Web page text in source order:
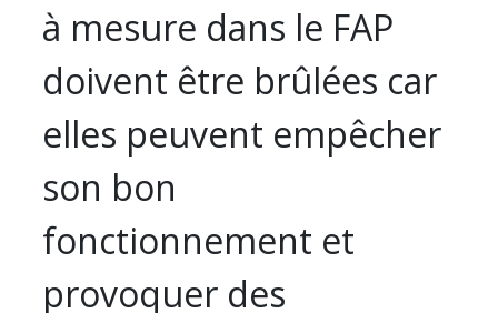
à mesure dans le FAP
doivent être brûlées car
elles peuvent empêcher
son bon
fonctionnement et
provoquer des